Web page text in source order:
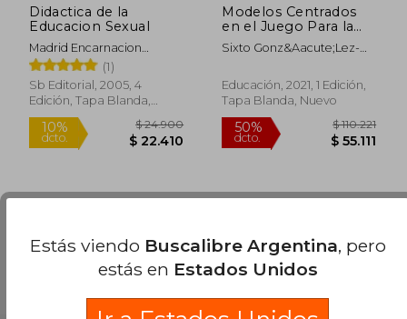
Didactica de la
Educacion Sexual
Madrid Encarnacion
M.,Martin Orlando R.
(1)
Sb Editorial, 2005, 4
Edición, Tapa Blanda,
Nuevo
Rápido
Modelos Centrados
en el Juego Para la
Iniciación
Comprensiva del
Sixto Gonz&Aacute;Lez-
Fern&Aacute;Ndez-
R&Iacute;O; Eva Guijarro;
Manuel Jacob Sierra-
D&Iacute;Az
Educación, 2021, 1 Edición,
Tapa Blanda, Nuevo
Estás viendo Buscalibre Argentina, pero
estás en Estados Unidos